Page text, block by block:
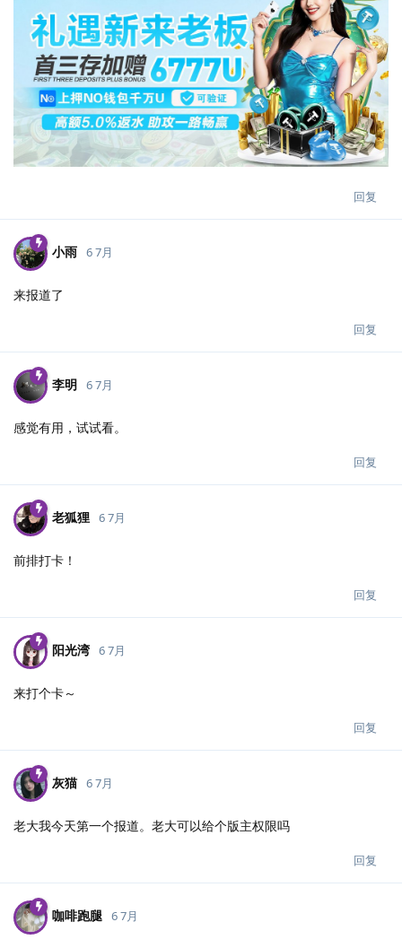
回复
小雨 6 7月
来报道了
回复
李明 6 7月
感觉有用，试试看。
回复
老狐狸 6 7月
前排打卡！
回复
阳光湾 6 7月
来打个卡～
回复
灰猫 6 7月
老大我今天第一个报道。老大可以给个版主权限吗
回复
咖啡跑腿 6 7月